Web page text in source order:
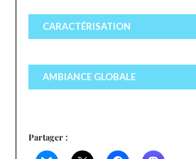
CARACTÉRISATION
AMBIANCE GLOBALE
Partager :